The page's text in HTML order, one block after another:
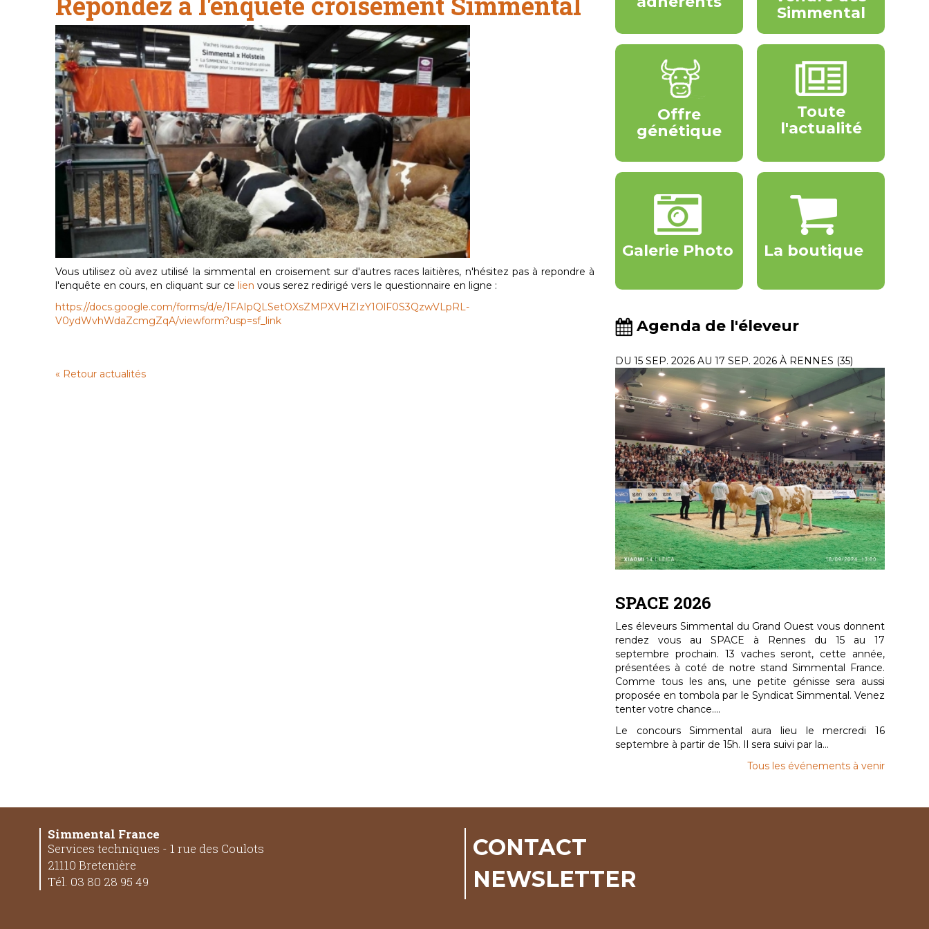
Vous utilisez où avez utilisé la simmental en croisement sur d'autres races laitières, n'hésitez pas à repondre à
l'enquête en cours, en cliquant sur ce lien vous serez redirigé vers le questionnaire en ligne :
https://docs.google.com/forms/d/e/1FAIpQLSetOXsZMPXVHZIzY1OlF0S3QzwVLpRL-
V0ydWvhWdaZcmgZqA/viewform?usp=sf_link
« Retour actualités
Simmental
Offre
génétique
Toute
l'actualité
Galerie Photo La boutique
Agenda de l'éleveur
DU 15 SEP. 2026 AU 17 SEP. 2026 À RENNES (35)
SPACE 2026
Les éleveurs Simmental du Grand Ouest vous donnent
rendez vous au SPACE à Rennes du 15 au 17
septembre prochain. 13 vaches seront, cette année,
présentées à coté de notre stand Simmental France.
Comme tous les ans, une petite génisse sera aussi
proposée en tombola par le Syndicat Simmental. Venez
tenter votre chance....
Le concours Simmental aura lieu le mercredi 16
septembre à partir de 15h. Il sera suivi par la...
Tous les événements à venir
Simmental France
Services techniques - 1 rue des Coulots
21110 Bretenière
Tél. 03 80 28 95 49
CONTACT
NEWSLETTER